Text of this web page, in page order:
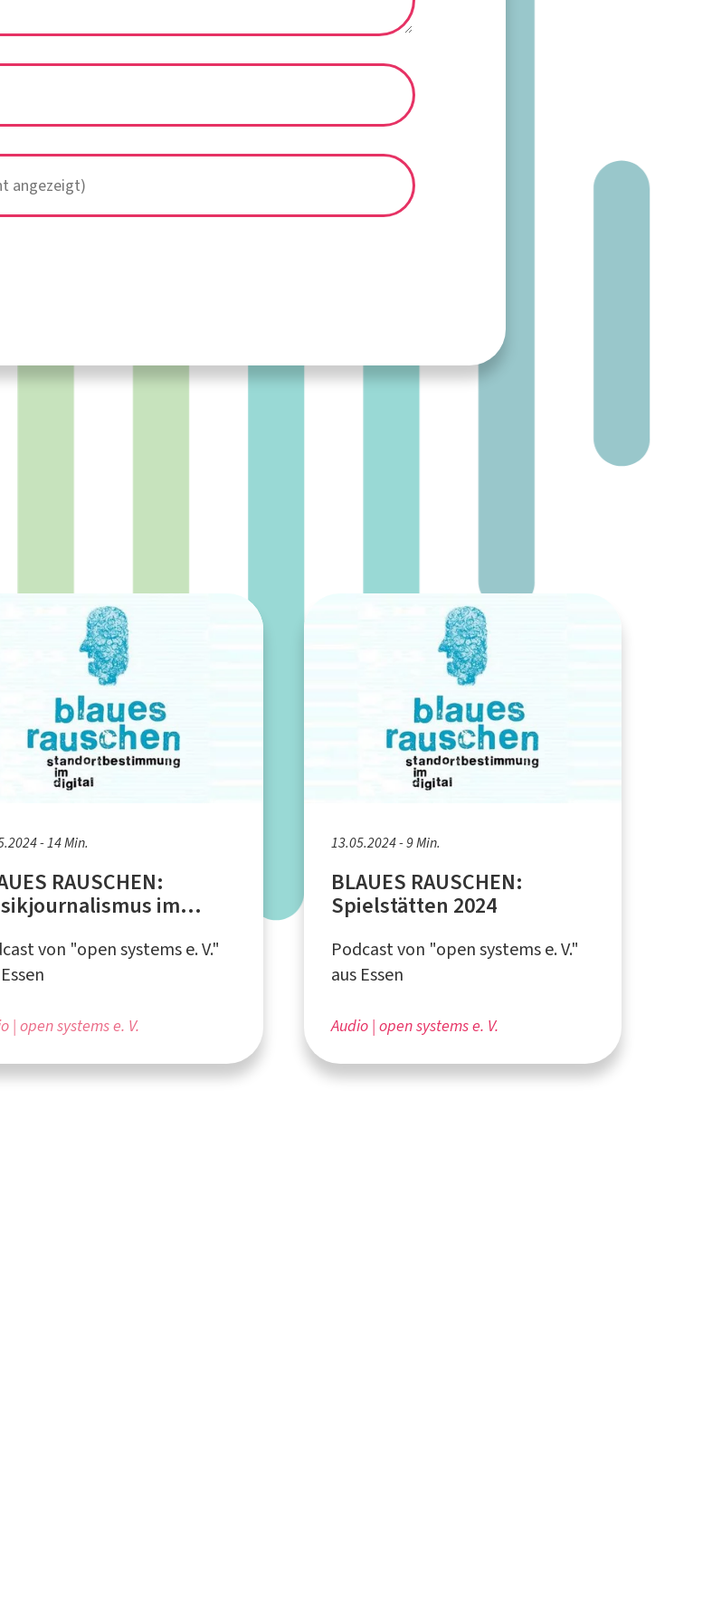
- 14 Min.
RAUSCHEN:
im
von "open systems e. V."
open systems e. V.
13.05.2024 - 9 Min.
BLAUES RAUSCHEN:
Spielstätten 2024
Podcast von "open systems e. V."
aus Essen
Audio open systems e. V.